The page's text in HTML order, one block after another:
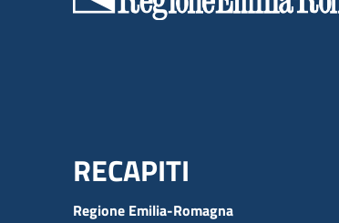
Menu Footer
RECAPITI
Regione Emilia-Romagna